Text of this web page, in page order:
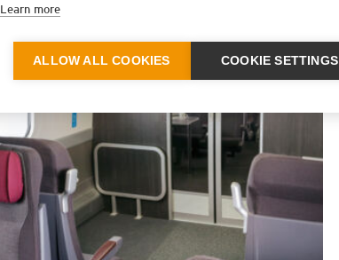
Learn more
ALLOW ALL COOKIES COOKIE SETTINGS